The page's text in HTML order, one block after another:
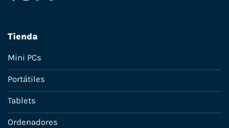
Tienda
Mini PCs
Portátiles
Tablets
Ordenadores